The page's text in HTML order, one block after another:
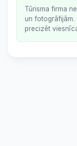
Tūrisma firma
un fotogrāfijām.
precizēt